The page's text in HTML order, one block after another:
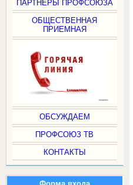
ПАРТНЕРЫ ПРОФСОЮЗА
ОБЩЕСТВЕННАЯ
ПРИЕМНАЯ
ОБСУЖДАЕМ
ПРОФСОЮЗ ТВ
КОНТАКТЫ